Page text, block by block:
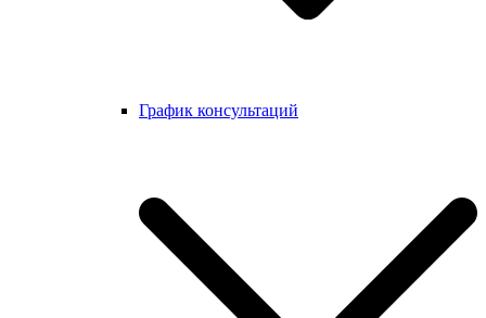
График консультаций